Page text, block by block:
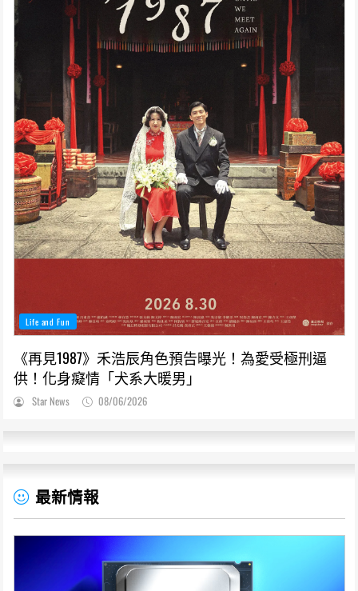
Life and Fun
《再見1987》禾浩辰角色預告曝光！為愛受極刑逼
供！化身癡情「犬系大暖男」
Star News 08/06/2026
最新情報